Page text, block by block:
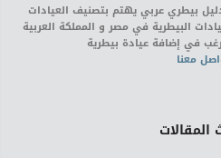
بيطري عربي يهتم بتصنيف العيادات
البيطرية في مصر و المملكة العربية
في إضافة عيادة بيطرية
معنا
المقالات